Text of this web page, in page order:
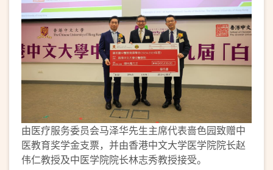
由医疗服务委员会马泽华先生主席代表啬色园致赠中
医教育奖学金支票，并由香港中文大学医学院院长赵
伟仁教授及中医学院院长林志秀教授接受。